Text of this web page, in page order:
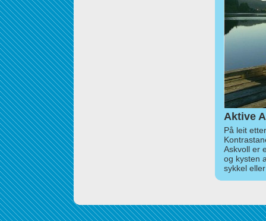
Aktive
På leit
Askvoll er
og kysten
sykkel